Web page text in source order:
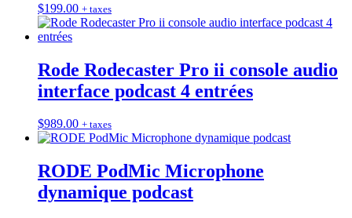
$199.00 + taxes
Rode Rodecaster Pro ii console audio
interface podcast 4 entrées
$989.00 + taxes
RODE PodMic Microphone
dynamique podcast